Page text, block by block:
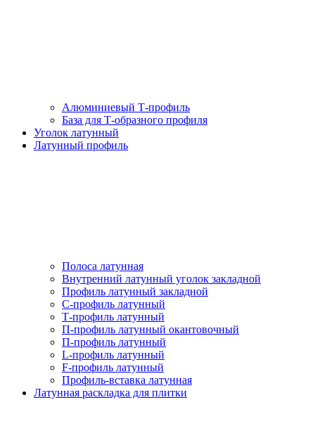
Алюминиевый Т-профиль
База для Т-образного профиля
Уголок латунный
Латунный профиль
Полоса латунная
Внутренний латунный уголок закладной
Профиль латунный закладной
С-профиль латунный
Т-профиль латунный
П-профиль латунный окантовочный
П-профиль латунный
L-профиль латунный
F-профиль латунный
Профиль-вставка латунная
Латунная раскладка для плитки